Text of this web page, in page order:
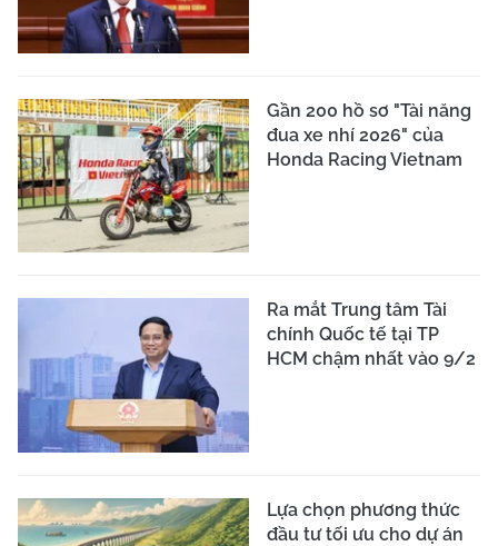
Gần 200 hồ sơ "Tài năng
đua xe nhí 2026" của
Honda Racing Vietnam
Ra mắt Trung tâm Tài
chính Quốc tế tại TP
HCM chậm nhất vào 9/2
Lựa chọn phương thức
đầu tư tối ưu cho dự án